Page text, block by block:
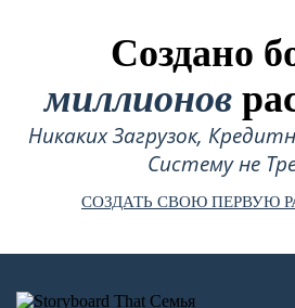
Создано
миллионов
Никаких Загрузок,
Систему не
СОЗДАТЬ СВОЮ ПЕРВУЮ